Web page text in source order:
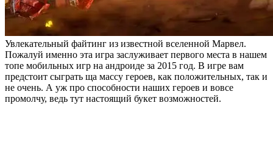
Увлекательный файтинг из известной вселенной Марвел.
Пожалуй именно эта игра заслуживает первого места в нашем
топе мобильных игр на андроиде за 2015 год. В игре вам
предстоит сыграть ща массу героев, как положительных, так и
не очень. А уж про способности наших героев и вовсе
промолчу, ведь тут настоящий букет возможностей.